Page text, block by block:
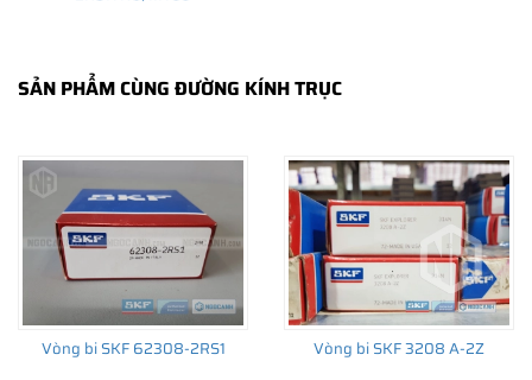
•Vòng bi SKF chính hãng, Những lưu ý cơ bản trước khi mua hàng
Xuất xứ vòng bi SKF chính hãng ở đâu?
•Chất lượng vòng bi SKF chính hãng
SẢN PHẨM CÙNG ĐƯỜNG KÍNH TRỤC
Vòng bi SKF 62308-2RS1 Vòng bi SKF 3208 A-2Z